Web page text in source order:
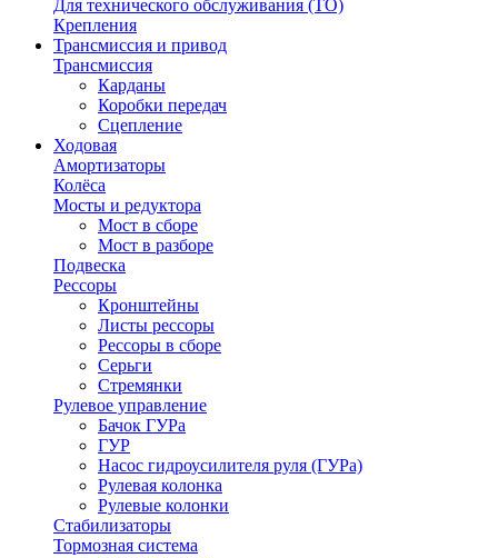
Для технического обслуживания (ТО)
Крепления
Трансмиссия и привод
Трансмиссия
Карданы
Коробки передач
Сцепление
Ходовая
Амортизаторы
Колёса
Мосты и редуктора
Мост в сборе
Мост в разборе
Подвеска
Рессоры
Кронштейны
Листы рессоры
Рессоры в сборе
Серьги
Стремянки
Рулевое управление
Бачок ГУРа
ГУР
Насос гидроусилителя руля (ГУРа)
Рулевая колонка
Рулевые колонки
Стабилизаторы
Тормозная система